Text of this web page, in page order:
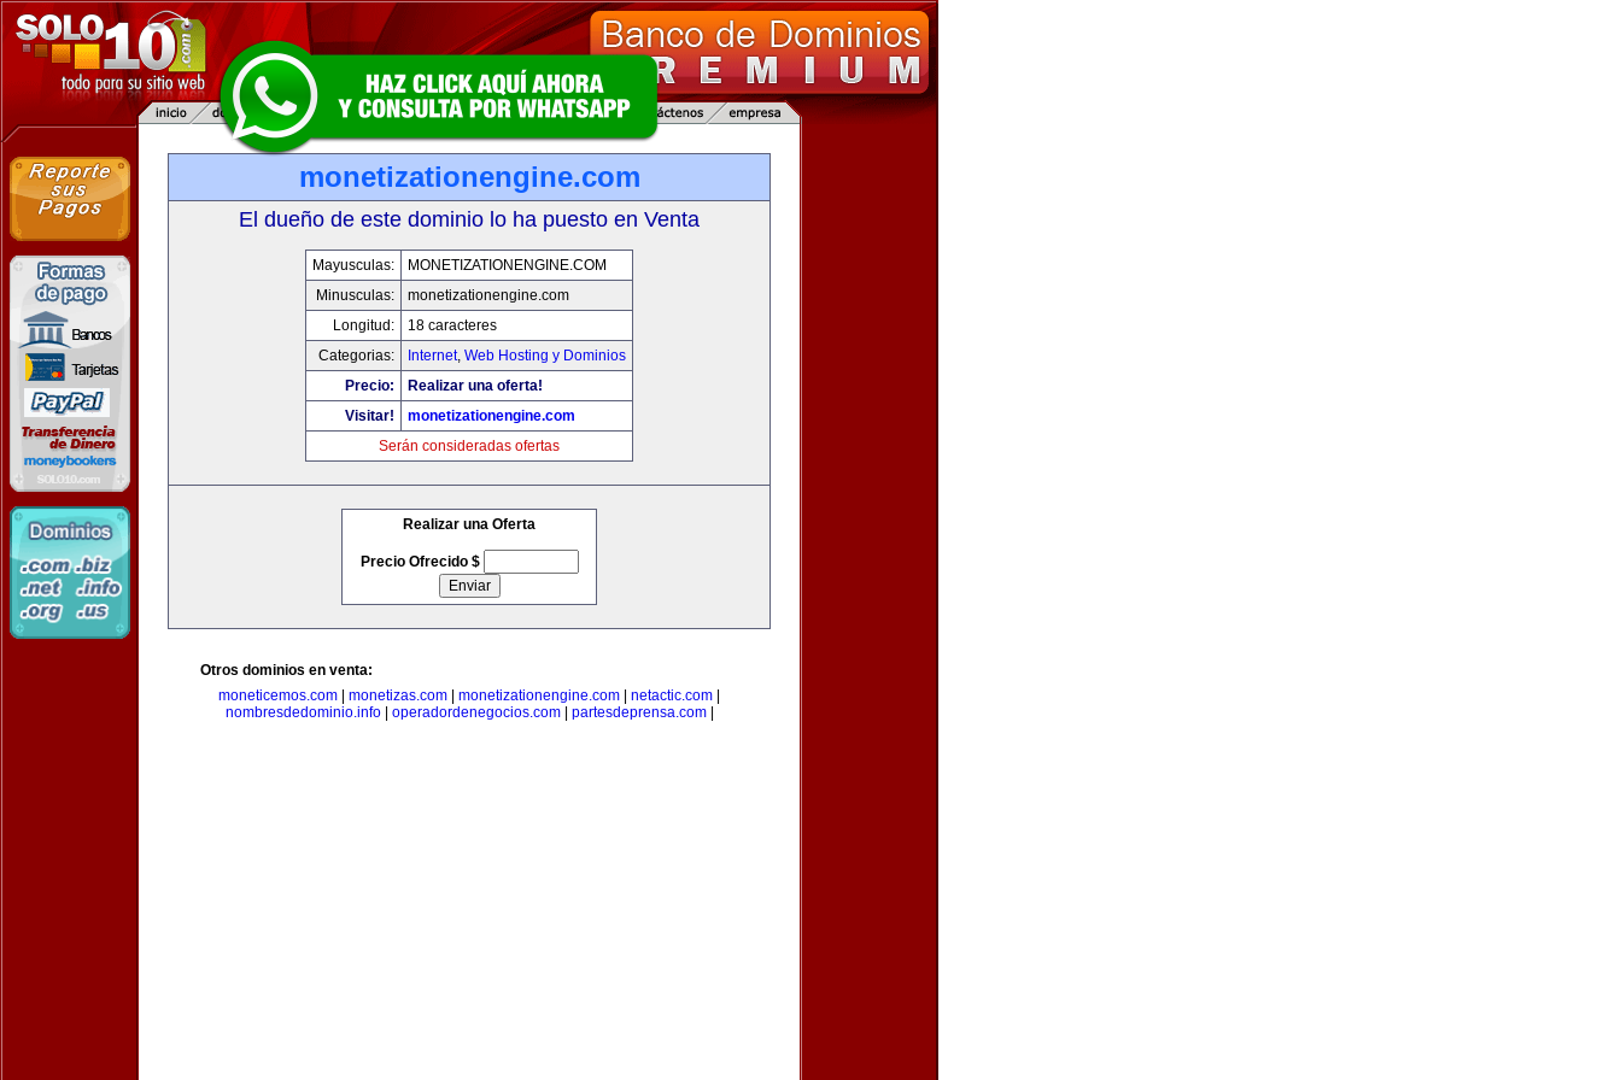
monetizationengine.com
El dueño de este dominio lo ha puesto en Venta
Mayusculas:
MONETIZATIONENGINE.COM
Minusculas:
monetizationengine.com
Longitud:
18 caracteres
Categorias:
Internet, Web Hosting y Dominios
Precio:
Realizar una oferta!
Visitar!
monetizationengine.com
Serán consideradas ofertas
Realizar una Oferta
Precio Ofrecido $
Otros dominios en venta:
moneticemos.com
monetizas.com monetizationengine.com netactic.com
nombresdedominio.info| operadordenegocios.com| partesdeprensa.com|